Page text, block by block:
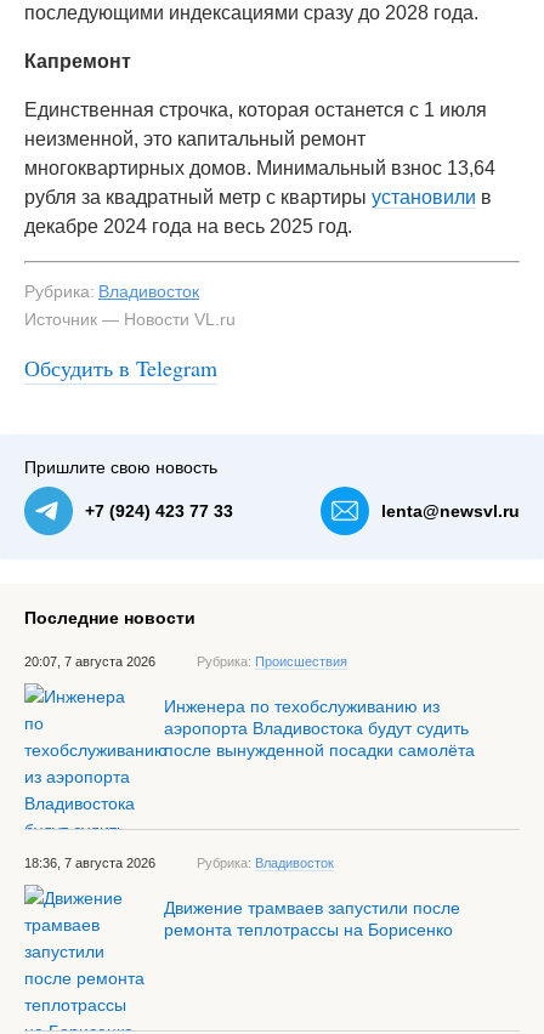
последующими индексациями сразу до 2028 года.
Капремонт
Единственная строчка, которая останется с 1 июля
неизменной, это капитальный ремонт
многоквартирных домов. Минимальный взнос 13,64
рубля за квадратный метр с квартиры установили в
декабре 2024 года на весь 2025 год.
Рубрика: Владивосток
Источник — Новости VL.ru
Обсудить в Telegram
Пришлите свою новость
+7 (924) 423 77 33 lenta@newsvl.ru
Последние новости
20:07, 7 августа 2026 Рубрика: Происшествия
Инженера по техобслуживанию из
аэропорта Владивостока будут судить
после вынужденной посадки самолёта
18:36, 7 августа 2026 Рубрика: Владивосток
Движение трамваев запустили после
ремонта теплотрассы на Борисенко